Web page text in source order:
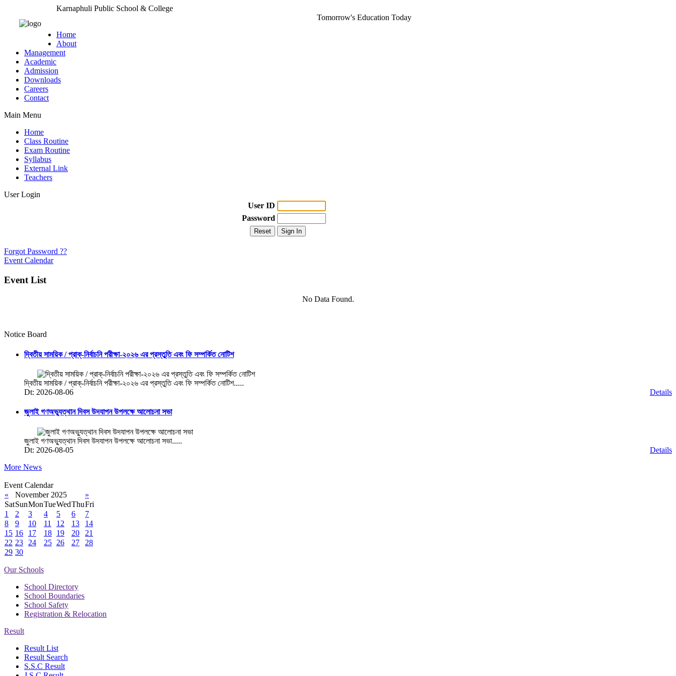
Karnaphuli Public School & College
Tomorrow's Education Today
Home
About
Management
Academic
Admission
Downloads
Careers
Contact
Main Menu
Home
Class Routine
Exam Routine
Syllabus
External Link
Teachers
User Login
User ID
Password
Forgot Password ??
Event Calendar
Event List
No Data Found.
Notice Board
দ্বিতীয় সাময়িক / প্রাক্-নির্বাচনি পরীক্ষা-২০২৬ এর প্রস্তুতি এবং ফি সম্পর্কিত নোটিশ
দ্বিতীয় সাময়িক / প্রাক্-নির্বাচনি পরীক্ষা-২০২৬ এর প্রস্তুতি এবং ফি সম্পর্কিত নোটিশ.....
Dt: 2026-08-06
Details
জুলাই গণঅভ্যুত্থান দিবস উদযাপন উপলক্ষে আলোচনা সভা
জুলাই গণঅভ্যুত্থান দিবস উদযাপন উপলক্ষে আলোচনা সভা.....
Dt: 2026-08-05
Details
More News
Event Calendar
«
November 2025
»
SatSunMonTueWedThuFri
1
2 3 4 5 6
7
8
9 10 11 12 13
14
15 16 17 18 19 20
21
22 23 24 25 26 27
28
29 30
Our Schools
School Directory
School Boundaries
School Safety
Registration & Relocation
Result
Result List
Result Search
S.S.C Result